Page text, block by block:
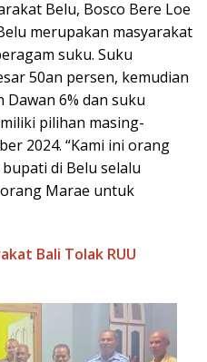
Belu, Bosco Bere Loe
merupakan masyarakat
suku. Suku
50an persen, kemudian
Dawan 6% dan suku
pilihan masing-
2024. “Kami ini orang
di Belu selalu
Marae untuk
Bali Tolak RUU